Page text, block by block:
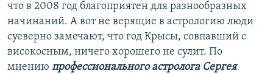
что в 2008 год благоприятен для разнообразных
начинаний. А вот не верящие в астрологию люди
суеверно замечают, что год Крысы, совпавший с
високосным, ничего хорошего не сулит. По
мнению профессионального астролога Сергея